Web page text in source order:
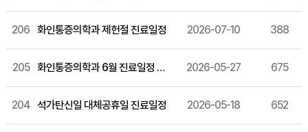
206 화인통증의학과 제헌절 진료일정 2026-07-10 388
205 화인통증의학과 6월 진료일정 안내 2026-05-27 675
204 석가탄신일 대체공휴일 진료일정 2026-05-18 652